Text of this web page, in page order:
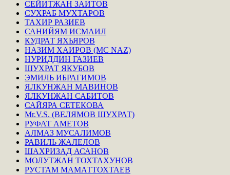
СЕЙИТЖАН ЗАИТОВ
СУХРАБ МУХТАРОВ
ТАХИР РАЗИЕВ
САНИЙЯМ ИСМАИЛ
КУДРАТ ЯХЬЯРОВ
НАЗИМ ХАИРОВ (MC NAZ)
НУРИДДИН ГАЗИЕВ
ШУХРАТ ЯКУБОВ
ЭМИЛЬ ИБРАГИМОВ
ЯЛКУНЖАН МАВИНОВ
ЯЛКУНЖАН САБИТОВ
САЙЯРА СЕТЕКОВА
Mr.V.S. (ВЕЛЯМОВ ШУХРАТ)
РУФАТ АМЕТОВ
АЛМАЗ МУСАЛИМОВ
РАВИЛЬ ЖАЛЕЛОВ
ШАХРИЗАД АСАНОВ
МОЛУТЖАН ТОХТАХУНОВ
РУСТАМ МАМАТТОХТАЕВ